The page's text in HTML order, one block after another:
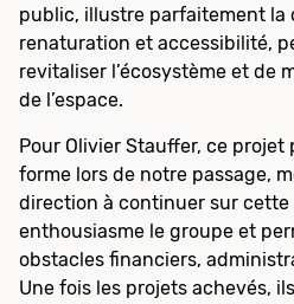
public, illustre parfaitement la
renaturation et accessibilité,
revitaliser l’écosystème et de
de l’espace.
Pour Olivier Stauffer, ce
forme lors de notre passage,
direction à continuer sur cette
enthousiasme le groupe et
obstacles financiers,
Une fois les projets achevés,